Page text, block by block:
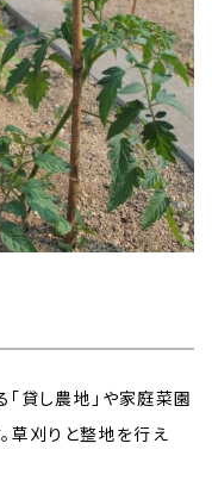
貸し農地」や家庭菜園
草刈りと整地を行え